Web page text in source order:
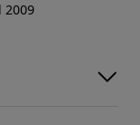
2009